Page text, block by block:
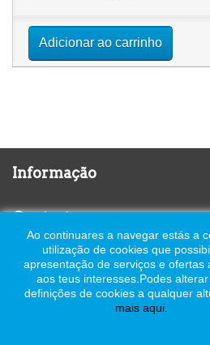
Adicionar ao carrinho
Informação
© 2026 Pasgelpan - Todos os Direitos
com iva incluído à taxa legal em vigor
Contactos
Ao continuares a navegar estás a
utilização de cookies que
apresentação de serviços e ofertas
aos teus interesses. Podes
definições de cookies a qualquer
mais aqui.